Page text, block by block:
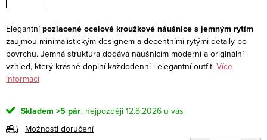
Elegantnípozlacené ocelové kroužkové náušnice s jemným rytím
zaujmou minimalistickým designem a decentními rytými detaily po
povrchu. Jemná struktura dodává náušnicím moderní a originální
vzhled, který krásně doplní každodenní i elegantní outfit. Více
informací
Skladem >5 pár
12.8.2026
Možnosti doručení